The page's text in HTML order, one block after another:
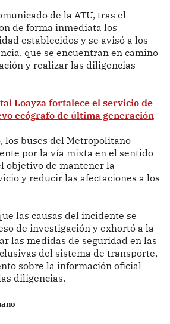
de la ATU, tras el
de forma inmediata los
establecidos y se avisó a los
que se encuentran en camino
y realizar las diligencias
Loayza fortalece el servicio de
ecógrafo de última generación
los buses del Metropolitano
por la vía mixta en el sentido
objetivo de mantener la
y reducir las afectaciones a los
las causas del incidente se
de investigación y exhortó a la
las medidas de seguridad en las
del sistema de transporte,
sobre la información oficial
diligencias.